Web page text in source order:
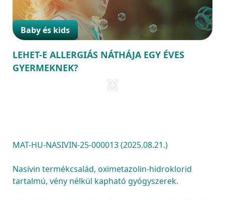
Baby és kids
LEHET-E ALLERGIÁS NÁTHÁJA EGY ÉVES
GYERMEKNEK?
MAT-HU-NASIVIN-25-000013 (2025.08.21.)
Nasivin termékcsalád, oximetazolin-hidroklorid
tartalmú, vény nélkül kapható gyógyszerek.